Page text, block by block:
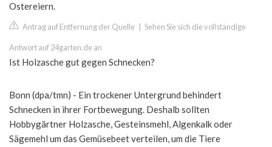
Ostereiern.
Antrag auf Entfernung der Quelle Sehen Sie sich die vollständige
Antwort auf 24garten.de an
Ist Holzasche gut gegen Schnecken?
Bonn (dpa/tmn) - Ein trockener Untergrund behindert
Schnecken in ihrer Fortbewegung. Deshalb sollten
Hobbygärtner Holzasche, Gesteinsmehl, Algenkalk oder
Sägemehl um das Gemüsebeet verteilen, um die Tiere